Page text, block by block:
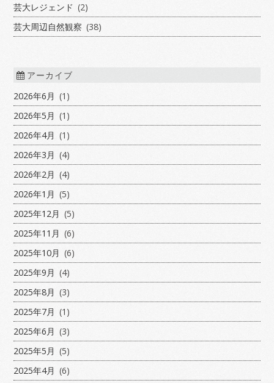
芸大レジェンド (2)
芸大周辺自然観察 (38)
アーカイブ
2026年6月 (1)
2026年5月 (1)
2026年4月 (1)
2026年3月 (4)
2026年2月 (4)
2026年1月 (5)
2025年12月 (5)
2025年11月 (6)
2025年10月 (6)
2025年9月 (4)
2025年8月 (3)
2025年7月 (1)
2025年6月 (3)
2025年5月 (5)
2025年4月 (6)